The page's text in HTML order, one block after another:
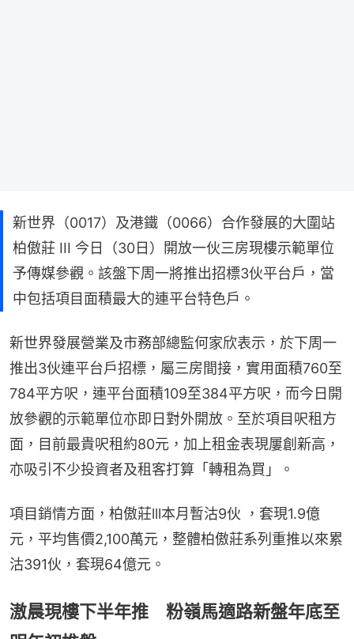
新世界（0017）及港鐵（0066）合作發展的大圍站
柏傲莊 III 今日（30日）開放一伙三房現樓示範單位
予傳媒參觀。該盤下周一將推出招標3伙平台戶，當
中包括項目面積最大的連平台特色戶。
新世界發展營業及市務部總監何家欣表示，於下周一
推出3伙連平台戶招標，屬三房間接，實用面積760至
784平方呎，連平台面積109至384平方呎，而今日開
放參觀的示範單位亦即日對外開放。至於項目呎租方
面，目前最貴呎租約80元，加上租金表現屢創新高，
亦吸引不少投資者及租客打算「轉租為買」。
項目銷情方面，柏傲莊lll本月暫沽9伙 ，套現1.9億
元，平均售價2,100萬元，整體柏傲莊系列重推以來累
沽391伙，套現64億元。
滶晨現樓下半年推 粉嶺馬適路新盤年底至